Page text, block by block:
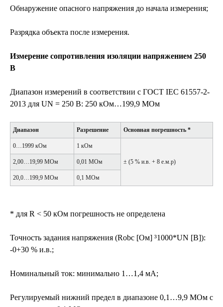
Обнаружение опасного напряжения до начала измерения;
Разрядка объекта после измерения.
Измерение сопротивления изоляции напряжением 250
В
Диапазон измерений в соответствии с ГОСТ IEC 61557-2-
2013 для UN = 250 В: 250 кОм…199,9 МОм
Диапазон Разрешение Основная погрешность *
0…1999 кОм 1 кОм
± (5 % и.в. + 8 е.м.р)
2,00…19,99 MОм 0,01 MОм
20,0…199,9 MОм 0,1 MОм
* для R < 50 кОм погрешность не определена
Точность задания напряжения (Robc [Ом] ³1000*UN [В]):
-0+30 % и.в.;
Номинальный ток: минимально 1…1,4 мА;
Регулируемый нижний предел в диапазоне 0,1…9,9 MОм с